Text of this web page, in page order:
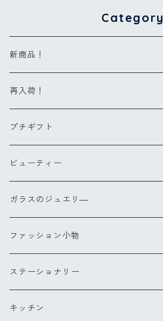
Category
新商品！
再入荷！
プチギフト
ビューティー
ヘアブラシ
Sサイズ
Lサイズ
コンパクトブラシ
チークブラシ
ミラー
ガラスのジュエリ―
リングXS(ナノ)
リングS
リングM
ファッション小物
スカーフ
バッグ・ポーチ
ステーショナリー
ペン
キッチン